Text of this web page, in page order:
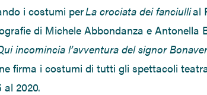
i costumi perLa crociata dei fanciullial
di Michele Abbondanza e Antonella
incomincia l’avventura del signor
firma i costumi di tutti gli spettacoli
al 2020.